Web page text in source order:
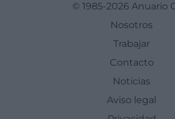
© 1985-2026 Anuario
Nosotros
Trabajar
Contacto
Noticias
Aviso legal